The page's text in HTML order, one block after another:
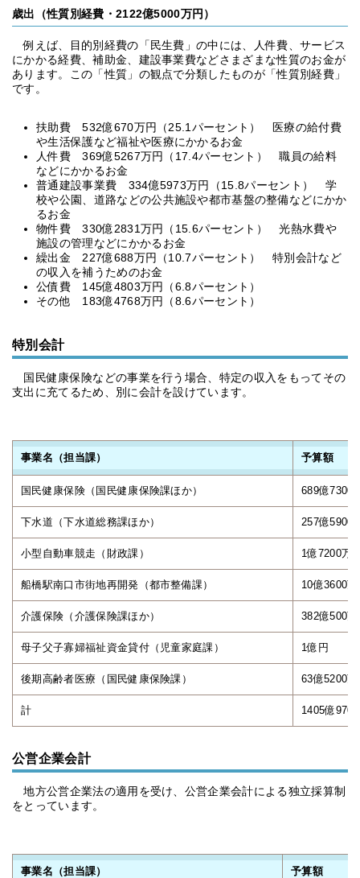
歳出（性質別経費・2122億5000万円）
例えば、目的別経費の「民生費」の中には、人件費、サービス
にかかる経費、補助金、建設事業費などさまざまな性質のお金が
あります。この「性質」の観点で分類したものが「性質別経費」
です。
扶助費 532億670万円（25.1パーセント） 医療の給付費
や生活保護など福祉や医療にかかるお金
人件費 369億5267万円（17.4パーセント） 職員の給料
などにかかるお金
普通建設事業費 334億5973万円（15.8パーセント） 学
校や公園、道路などの公共施設や都市基盤の整備などにかか
るお金
物件費 330億2831万円（15.6パーセント） 光熱水費や
施設の管理などにかかるお金
繰出金 227億688万円（10.7パーセント） 特別会計など
の収入を補うためのお金
公債費 145億4803万円（6.8パーセント）
その他 183億4768万円（8.6パーセント）
特別会計
国民健康保険などの事業を行う場合、特定の収入をもってその
支出に充てるため、別に会計を設けています。
事業名（担当課） 予算額
国民健康保険（国民健康保険課ほか） 689億7300
下水道（下水道総務課ほか） 257億5900
小型自動車競走（財政課） 1億7200万
船橋駅南口市街地再開発（都市整備課） 10億3600
介護保険（介護保険課ほか） 382億500万
母子父子寡婦福祉資金貸付（児童家庭課） 1億円
後期高齢者医療（国民健康保険課） 63億5200万
計 1405億
公営企業会計
地方公営企業法の適用を受け、公営企業会計による独立採算制
をとっています。
事業名（担当課） 予算額